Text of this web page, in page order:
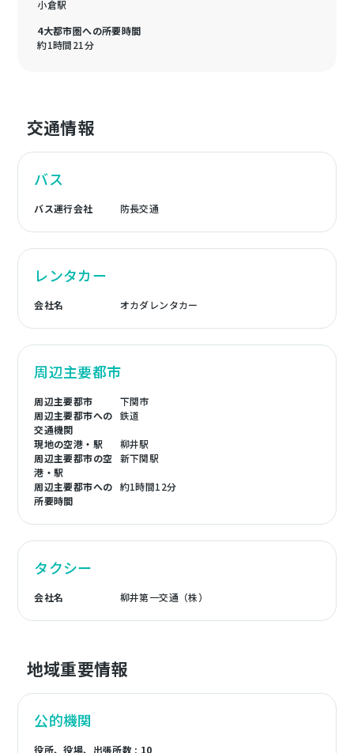
小倉駅
4大都市圏への所要時間
約1時間21分
交通情報
バス
バス運行会社 防長交通
レンタカー
会社名 オカダレンタカー
周辺主要都市
周辺主要都市
下関市
周辺主要都市への
交通機関
鉄道
現地の空港・駅
柳井駅
周辺主要都市の空
港・駅
新下関駅
周辺主要都市への
所要時間
約1時間12分
タクシー
会社名 柳井第一交通（株）
地域重要情報
公的機関
役所、役場、出張所数 : 10